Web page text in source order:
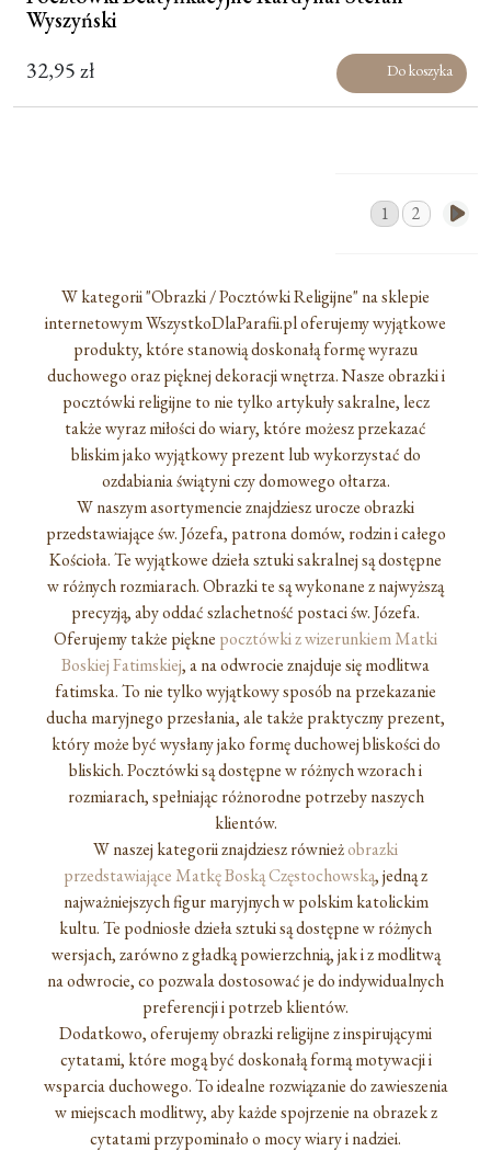
Wyszyński
32,95zł Do koszyka
W kategorii "Obrazki / Pocztówki Religijne" na sklepie
internetowym WszystkoDlaParafii.pl oferujemy wyjątkowe
produkty, które stanowią doskonałą formę wyrazu
duchowego oraz pięknej dekoracji wnętrza. Nasze obrazki i
pocztówki religijne to nie tylko artykuły sakralne, lecz
także wyraz miłości do wiary, które możesz przekazać
bliskim jako wyjątkowy prezent lub wykorzystać do
ozdabiania świątyni czy domowego ołtarza.
W naszym asortymencie znajdziesz urocze obrazki
przedstawiające św. Józefa, patrona domów, rodzin i całego
Kościoła. Te wyjątkowe dzieła sztuki sakralnej są dostępne
w różnych rozmiarach. Obrazki te są wykonane z najwyższą
precyzją, aby oddać szlachetność postaci św. Józefa.
Oferujemy także piękne pocztówki z wizerunkiem Matki
Boskiej Fatimskiej, a na odwrocie znajduje się modlitwa
fatimska. To nie tylko wyjątkowy sposób na przekazanie
ducha maryjnego przesłania, ale także praktyczny prezent,
który może być wysłany jako formę duchowej bliskości do
bliskich. Pocztówki są dostępne w różnych wzorach i
rozmiarach, spełniając różnorodne potrzeby naszych
klientów.
W naszej kategorii znajdziesz równieżobrazki
przedstawiające Matkę Boską Częstochowską, jedną z
najważniejszych figur maryjnych w polskim katolickim
kultu. Te podniosłe dzieła sztuki są dostępne w różnych
wersjach, zarówno z gładką powierzchnią, jak i z modlitwą
na odwrocie, co pozwala dostosować je do indywidualnych
preferencji i potrzeb klientów.
Dodatkowo, oferujemy obrazki religijne z inspirującymi
cytatami, które mogą być doskonałą formą motywacji i
wsparcia duchowego. To idealne rozwiązanie do zawieszenia
w miejscach modlitwy, aby każde spojrzenie na obrazek z
cytatami przypominało o mocy wiary i nadziei.
1 2